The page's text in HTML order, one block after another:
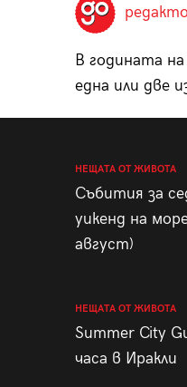
В годината
една или две
НЕЩАТА ОТ ЖИВОТА
Събития за
уикенд на
август)
НЕЩАТА ОТ ЖИВОТА
Summer City
часа в Иракли